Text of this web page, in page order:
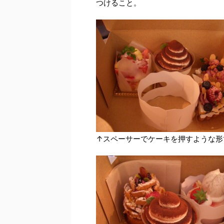
つけること。
↑スペーサーでケーキを押すような